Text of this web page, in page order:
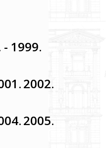
- 1999.
2002.
2005.